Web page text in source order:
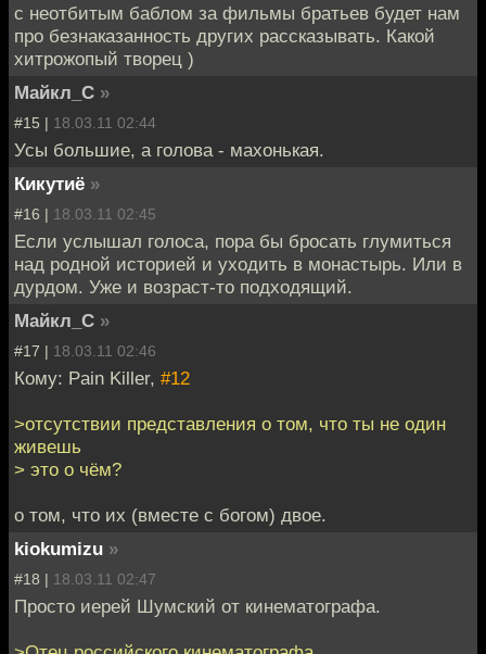
с неотбитым баблом за фильмы братьев будет нам
про безнаказанность других рассказывать. Какой
хитрожопый творец )
Майкл_С »
#15 | 18.03.11 02:44
Усы большие, а голова - махонькая.
Кикутиё »
#16 | 18.03.11 02:45
Если услышал голоса, пора бы бросать глумиться
над родной историей и уходить в монастырь. Или в
дурдом. Уже и возраст-то подходящий.
Майкл_С »
#17 | 18.03.11 02:46
Кому: Pain Killer, #12
>отсутствии представления о том, что ты не один
живешь
> это о чём?
о том, что их (вместе с богом) двое.
kiokumizu »
#18 | 18.03.11 02:47
Просто иерей Шумский от кинематографа.